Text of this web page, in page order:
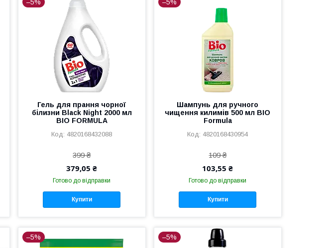
–5%
Гель для прання чорної
білизни Black Night 2000 мл
BIO FORMULA
4820168432088
399 ₴
379,05 ₴
Готово до відправки
Купити
–5%
Шампунь для ручного
чищення килимів 500 мл BIO
Formula
4820168430954
109 ₴
103,55 ₴
Готово до відправки
Купити
–5% –5%